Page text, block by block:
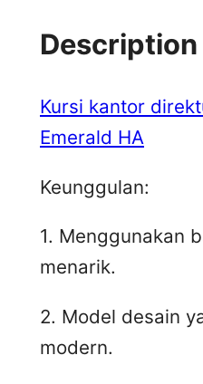
Description
Kursi kantor
Emerald HA
Keunggulan:
1. Menggunakan
menarik.
2. Model desain
modern.